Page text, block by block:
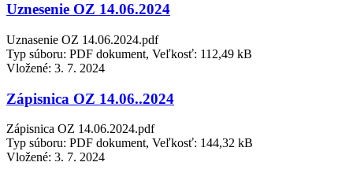
Uznesenie OZ 14.06.2024
Uznasenie OZ 14.06.2024.pdf
Typ súboru: PDF dokument, Veľkosť: 112,49 kB
Vložené: 3. 7. 2024
Zápisnica OZ 14.06..2024
Zápisnica OZ 14.06.2024.pdf
Typ súboru: PDF dokument, Veľkosť: 144,32 kB
Vložené: 3. 7. 2024